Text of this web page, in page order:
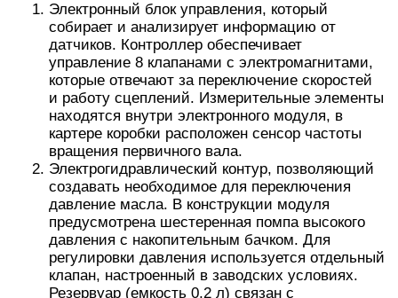
Электронный блок управления, который
собирает и анализирует информацию от
датчиков. Контроллер обеспечивает
управление 8 клапанами с электромагнитами,
которые отвечают за переключение скоростей
и работу сцеплений. Измерительные элементы
находятся внутри электронного модуля, в
картере коробки расположен сенсор частоты
вращения первичного вала.
Электрогидравлический контур, позволяющий
создавать необходимое для переключения
давление масла. В конструкции модуля
предусмотрена шестеренная помпа высокого
давления с накопительным бачком. Для
регулировки давления используется отдельный
клапан, настроенный в заводских условиях.
Резервуар (емкость 0,2 л) связан с